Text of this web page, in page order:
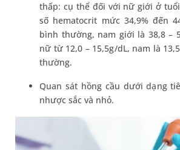
thấp: cụ thể đối với nữ giới ở
số hematocrit mức 34,9% đến
bình thường, nam giới là 38,8 –
nữ từ 12,0 – 15,5g/dL, nam là
thường.
Quan sát hồng cầu dưới dạng
nhược sắc và nhỏ.